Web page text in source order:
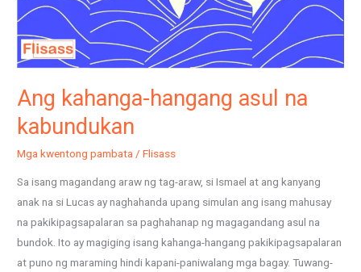
Ang kahanga-hangang asul na
kabundukan
Mga kwentong pambata /Flisass
Sa isang magandang araw ng tag-araw, si Ismael at ang kanyang
anak na si Lucas ay naghahanda upang simulan ang isang mahusay
na pakikipagsapalaran sa paghahanap ng magagandang asul na
bundok. Ito ay magiging isang kahanga-hangang pakikipagsapalaran
at puno ng maraming hindi kapani-paniwalang mga bagay. Tuwang-